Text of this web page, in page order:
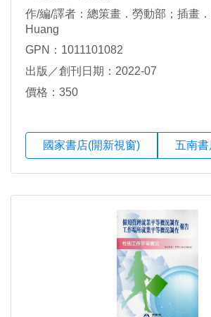
作/編/譯者：總策畫．勞動部；插畫
Huang
GPN：1011101082
出版／創刊日期：2022-07
價格：350
國家書店(開新視窗) 五南